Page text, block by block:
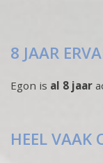
8 JAAR
Egon is al 8 jaar
HEEL VAAK